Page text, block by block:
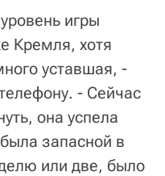
игры
Кремля, хотя
уставшая, -
- Сейчас
она успела
запасной в
или две, было